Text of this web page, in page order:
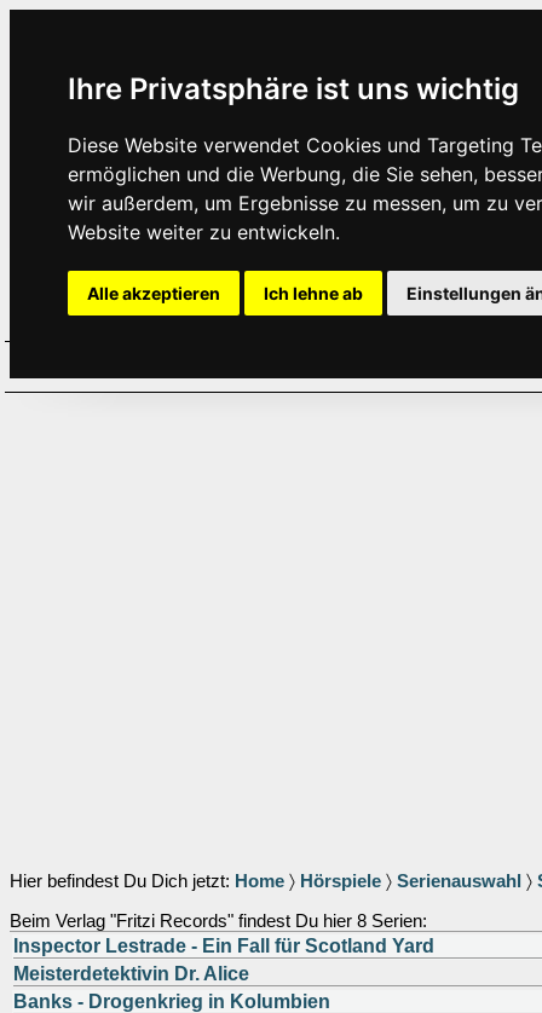
Ihre Privatsphäre ist uns wichtig
Diese Website verwendet Cookies und Targeting
ermöglichen und die Werbung, die Sie sehen,
wir außerdem, um Ergebnisse zu messen, um zu
Website weiter zu entwickeln.
Alle akzeptieren Ich lehne ab Einstellungen
Hier befindest Du Dich jetzt: Home 〉 Hörspiele 〉 Serienauswahl 〉
Beim Verlag "Fritzi Records" findest Du hier 8 Serien:
Inspector Lestrade - Ein Fall für Scotland Yard
Meisterdetektivin Dr. Alice
Banks - Drogenkrieg in Kolumbien